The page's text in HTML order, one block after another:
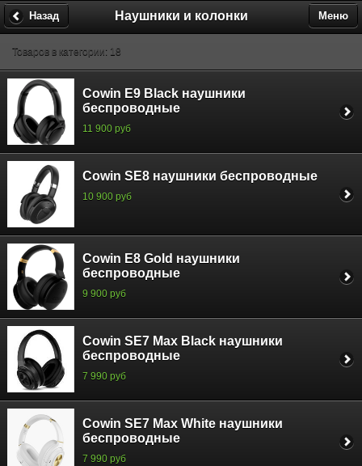
Наушники и колонки
Назад Меню
Товаров в категории: 18
Cowin E9 Black наушники
беспроводные
11 900 руб
Cowin SE8 наушники беспроводные
10 900 руб
Cowin E8 Gold наушники
беспроводные
9 900 руб
Cowin SE7 Max Black наушники
беспроводные
7 990 руб
Cowin SE7 Max White наушники
беспроводные
7 990 руб